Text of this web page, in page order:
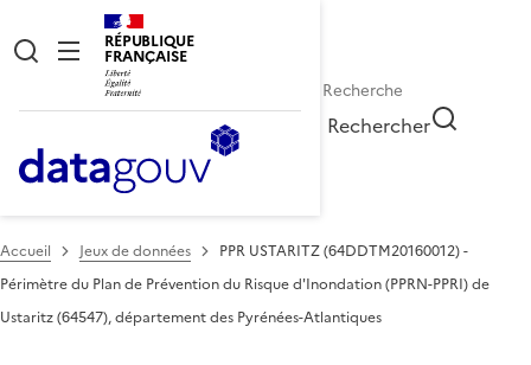
RÉPUBLIQUE
FRANÇAISE
Rechercher
Accueil Jeux de données
PPR USTARITZ (64DDTM20160012) -
Périmètre du Plan de Prévention du Risque d'Inondation (PPRN-PPRI) de
Ustaritz (64547), département des Pyrénées-Atlantiques